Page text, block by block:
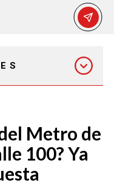
Metro de
100? Ya